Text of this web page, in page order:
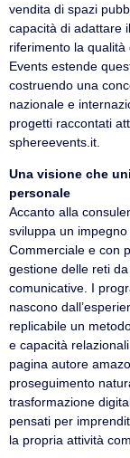
vendita di spazi
capacità di adattare
riferimento la
Events estende
costruendo una
nazionale e
progetti raccontati
sphereevents.it.
Una visione che
personale
Accanto alla
sviluppa un
Commerciale e con
gestione delle reti
comunicative. I
nascono
replicabile un
e capacità
pagina autore
proseguimento
trasformazione
pensati per
la propria attività